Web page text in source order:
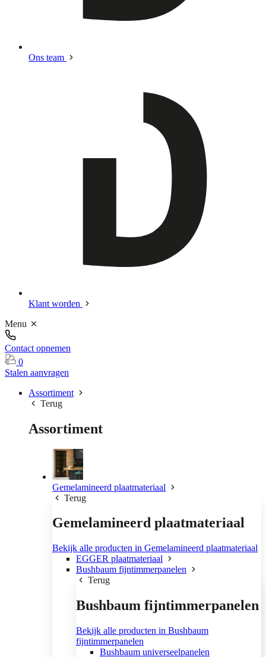
Ons team
Klant worden
Menu
Contact opnemen
0
Stalen aanvragen
Assortiment
Terug
Assortiment
Gemelamineerd plaatmateriaal
Terug
Gemelamineerd plaatmateriaal
Bekijk alle producten in Gemelamineerd plaatmateriaal
EGGER plaatmateriaal
Bushbaum fijntimmerpanelen
Terug
Bushbaum fijntimmerpanelen
Bekijk alle producten in Bushbaum
fijntimmerpanelen
Bushbaum universeelpanelen